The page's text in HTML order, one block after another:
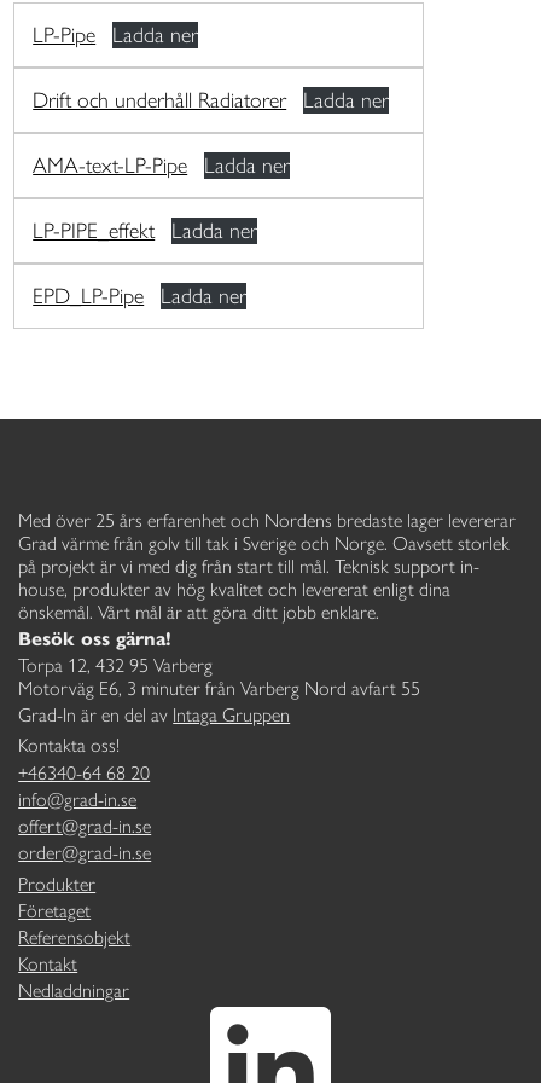
LP-Pipe Ladda ner
Drift och underhåll Radiatorer Ladda ner
AMA-text-LP-Pipe Ladda ner
LP-PIPE_effekt Ladda ner
EPD_LP-Pipe Ladda ner
Med över 25 års erfarenhet och Nordens bredaste lager levererar
Grad värme från golv till tak i Sverige och Norge. Oavsett storlek
på projekt är vi med dig från start till mål. Teknisk support in-
house, produkter av hög kvalitet och levererat enligt dina
önskemål. Vårt mål är att göra ditt jobb enklare.
Besök oss gärna!
Torpa 12, 432 95 Varberg
Motorväg E6, 3 minuter från Varberg Nord avfart 55
Grad-In är en del av Intaga Gruppen
Kontakta oss!
+46340-64 68 20
info@grad-in.se
offert@grad-in.se
order@grad-in.se
Produkter
Företaget
Referensobjekt
Kontakt
Nedladdningar